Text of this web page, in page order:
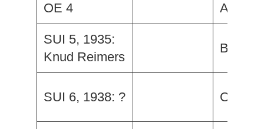
OE 4 Astral
SUI 5, 1935:
Knud Reimers
Beluga
SUI 6, 1938: ? Croix